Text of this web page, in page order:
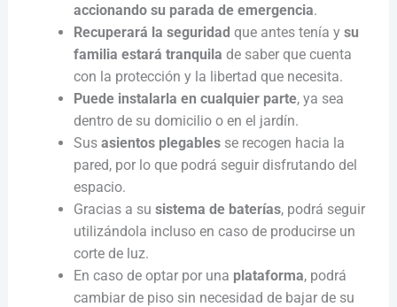
accionando su parada de emergencia.
Recuperará la seguridad que antes tenía y su
familia estará tranquila de saber que cuenta
con la protección y la libertad que necesita.
Puede instalarla en cualquier parte, ya sea
dentro de su domicilio o en el jardín.
Sus asientos plegablesse recogen hacia la
pared, por lo que podrá seguir disfrutando del
espacio.
Gracias a su sistema de baterías, podrá seguir
utilizándola incluso en caso de producirse un
corte de luz.
En caso de optar por una plataforma, podrá
cambiar de piso sin necesidad de bajar de su